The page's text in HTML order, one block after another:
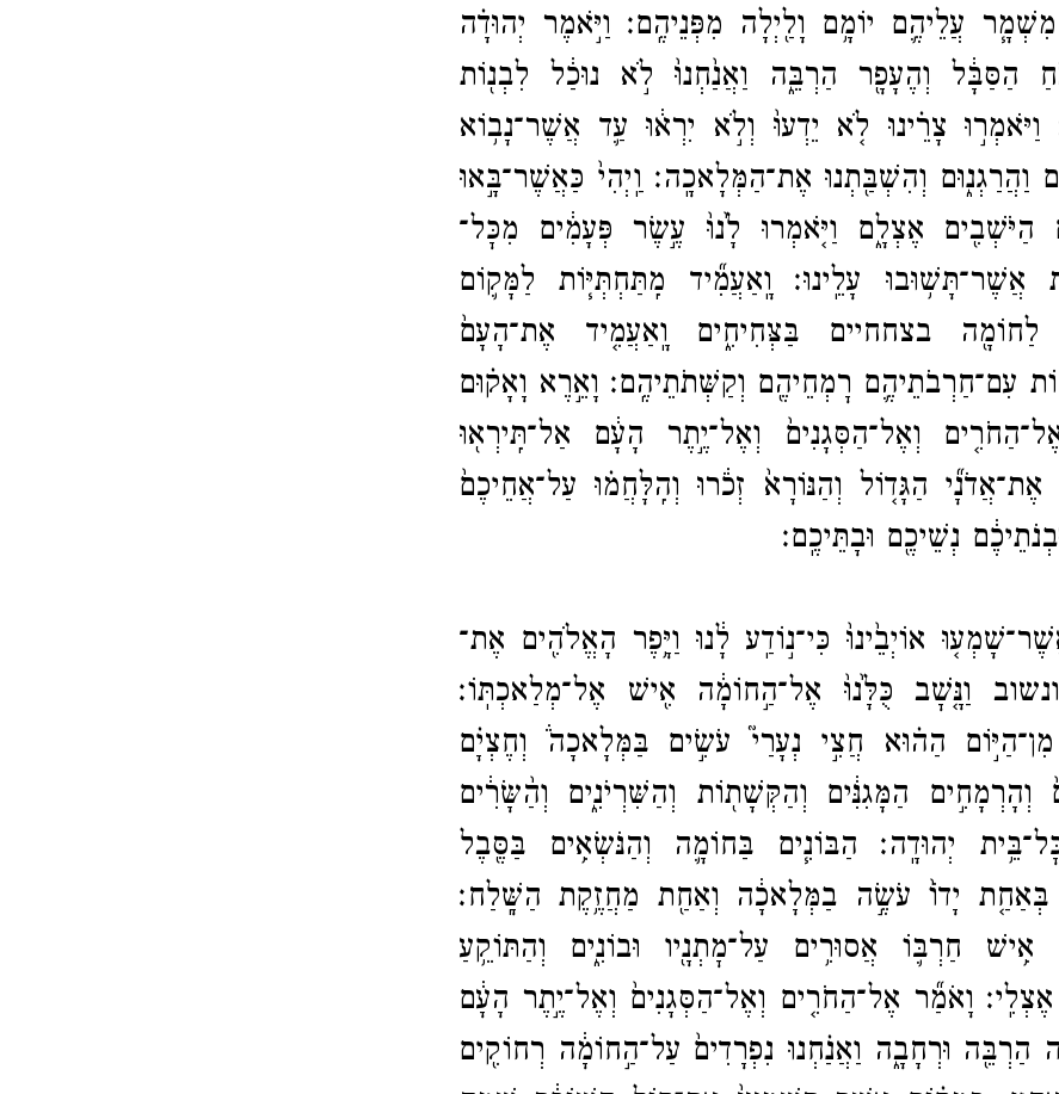
מִשְׁמָ֧ר עֲלֵיהֶ֛ם יוֹמָ֥ם וָלַ֖יְלָה מִפְּנֵיהֶֽם׃ וַיֹּ֣אמֶר יְהוּדָ֗ה
הַסַּבָּ֔ל וְהֶעָפָ֖ר הַרְבֵּ֑ה וַאֲנַ֙חְנוּ֙ לֹ֣א נוּכַ֔ל לִבְנ֖וֹת
וַיֹּאמְר֣וּ צָרֵ֗ינוּ לֹ֤א יֵדְעוּ֙ וְלֹ֣א יִרְא֔וּ עַ֛ד אֲשֶׁר־​נָב֥וֹא
וַהֲרַגְנ֑וּם וְהִשְׁבַּ֖תְנוּ אֶת־​הַמְּלָאכָֽה׃וַֽיְהִי֙ כַּאֲשֶׁר־​בָּ֣אוּ
הַיֹּשְׁבִ֖ים אֶצְלָ֑ם וַיֹּ֤אמְרוּ לָ֙נוּ֙ עֶ֣שֶׂר פְּעָמִ֔ים מִכׇּל־​
אֲשֶׁר־​תָּשׁ֥וּבוּ עָלֵֽינוּ׃וָֽאַעֲמִ֞יד מִֽתַּחְתְּיּ֧וֹת לַמָּק֛וֹם
לַחוֹמָ֖ה בצחחיים בַּצְּחִיחִ֑ים וָֽאַעֲמִ֤יד אֶת־​הָעָם֙
עִם־​חַרְבֹתֵיהֶ֛ם רׇמְחֵיהֶ֖ם וְקַשְּׁתֹתֵיהֶֽם׃ וָאֵ֣רֶא וָאָק֗וּם
וְאֶל־​הַסְּגָנִים֙ וְאֶל־​יֶ֣תֶר הָעָ֔ם אַל־​תִּֽירְא֖וּ
אֶת־​אֲדֹנָ֞י הַגָּד֤וֹל וְהַנּוֹרָא֙ זְכֹ֔רוּ וְהִֽלָּחֲמ֗וּ עַל־​אֲחֵיכֶם֙
נְשֵׁיכֶ֖ם וּבָתֵּיכֶֽם׃
אוֹיְבֵ֙ינוּ֙ כִּי־​נ֣וֹדַֽע לָ֔נוּ וַיָּ֥פֶר הָאֱלֹהִ֖ים אֶת־​
וַנָּ֤שׇׁב כֻּלָּ֙נוּ֙ אֶל־​הַ֣חוֹמָ֔ה אִ֖ישׁ אֶל־​מְלַאכְתּֽוֹ׃
מִן־​הַיּ֣וֹם הַה֗וּא חֲצִ֣י נְעָרַי֮ עֹשִׂ֣ים בַּמְּלָאכָה֒ וְחֶצְיָ֗ם
וְהָרְמָחִ֣ים הַמָּגִנִּ֔ים וְהַקְּשָׁת֖וֹת וְהַשִּׁרְיֹנִ֑ים וְהַ֨שָּׂרִ֔ים
יְהוּדָֽה׃ הַבּוֹנִ֧ים בַּחוֹמָ֛ה וְהַנֹּשְׂאִ֥ים בַּסֶּ֖בֶל
בְּאַחַ֤ת יָדוֹ֙ עֹשֶׂ֣ה בַמְּלָאכָ֔ה וְאַחַ֖ת מַחֲזֶ֥קֶת הַשָּֽׁלַח׃
אִ֥ישׁ חַרְבּ֛וֹ אֲסוּרִ֥ים עַל־​מׇתְנָ֖יו וּבוֹנִ֑ים וְהַתּוֹקֵ֥עַ
וָאֹמַ֞ר אֶל־​הַחֹרִ֤ים וְאֶל־​הַסְּגָנִים֙ וְאֶל־​יֶ֣תֶר הָעָ֔ם
הַרְבֵּ֖ה וּרְחָבָ֑ה וַאֲנַ֗חְנוּ נִפְרָדִים֙ עַל־​הַ֣חוֹמָ֔ה רְחוֹקִ֖ים